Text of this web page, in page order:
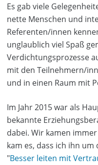
Es gab viele
nette Menschen und
Referenten/innen
unglaublich viel Spaß
Verdichtungsprozesse
mit den Teilnehmern/
und in einen Raum mit
Im Jahr 2015 war als
bekannte
dabei. Wir kamen
kam es, dass ich ihn
"Besser leiten mit